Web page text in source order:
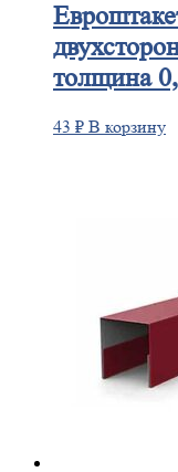
толщина
43 ₽ В корзину